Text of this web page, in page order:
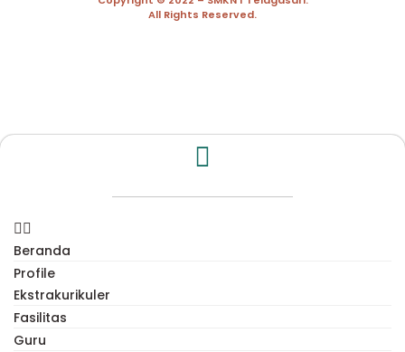
All Rights Reserved.
Beranda
Profile
Ekstrakurikuler
Fasilitas
Guru